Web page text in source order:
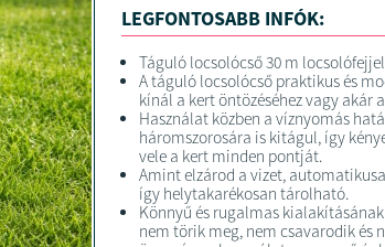
LEGFONTOSABB INFÓK:
Táguló locsolócső 30 m locsolófejjel
A táguló locsolócső praktikus és
kínál a kert öntözéséhez vagy akár
Használat közben a víznyomás
háromszorosára is kitágul, így
vele a kert minden pontját.
Amint elzárod a vizet,
így helytakarékosan tárolható.
Könnyű és rugalmas
nem törik meg, nem csavarodik és